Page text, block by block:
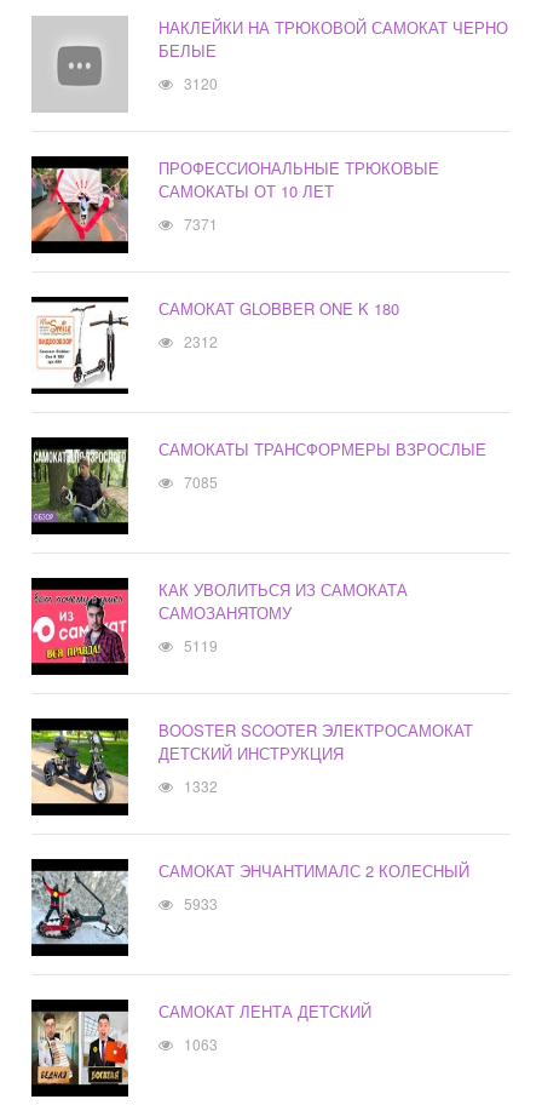
НАКЛЕЙКИ НА ТРЮКОВОЙ САМОКАТ ЧЕРНО
БЕЛЫЕ
3120
ПРОФЕССИОНАЛЬНЫЕ ТРЮКОВЫЕ
САМОКАТЫ ОТ 10 ЛЕТ
7371
САМОКАТ GLOBBER ONE K 180
2312
САМОКАТЫ ТРАНСФОРМЕРЫ ВЗРОСЛЫЕ
7085
КАК УВОЛИТЬСЯ ИЗ САМОКАТА
САМОЗАНЯТОМУ
5119
BOOSTER SCOOTER ЭЛЕКТРОСАМОКАТ
ДЕТСКИЙ ИНСТРУКЦИЯ
1332
САМОКАТ ЭНЧАНТИМАЛС 2 КОЛЕСНЫЙ
5933
САМОКАТ ЛЕНТА ДЕТСКИЙ
1063